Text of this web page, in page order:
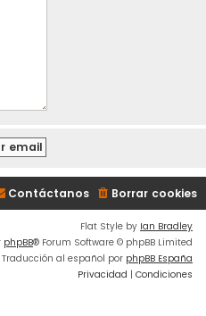
Borrar cookies
Contáctanos
Flat Style by Ian Bradley
phpBB® Forum Software © phpBB Limited
Traducción al español por phpBB España
Privacidad | Condiciones